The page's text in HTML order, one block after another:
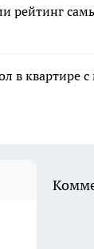
рейтинг
в квартире